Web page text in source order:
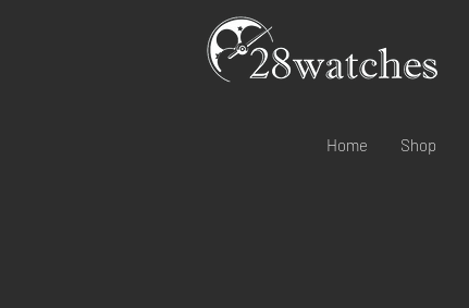
Home Shop